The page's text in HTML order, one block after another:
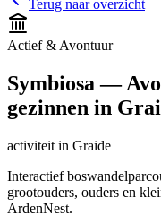
Terug naar overzicht
Actief & Avontuur
Symbiosa —
gezinnen in
activiteit in Graide
Interactief
grootouders, ouders en
ArdenNest.